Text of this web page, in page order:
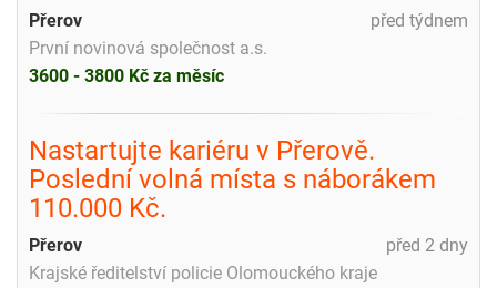
před týdnem
Přerov
První novinová společnost a.s.
3600 - 3800 Kč za měsíc
Nastartujte kariéru v Přerově.
Poslední volná místa s náborákem
110.000 Kč.
před 2 dny
Přerov
Krajské ředitelství policie Olomouckého kraje